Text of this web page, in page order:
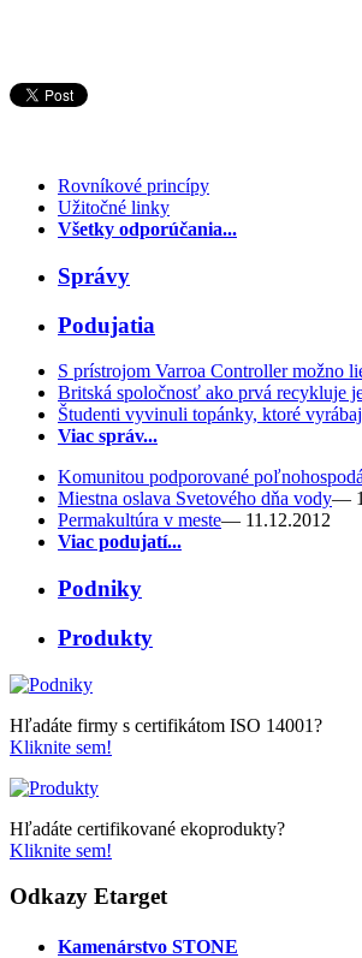
Rovníkové princípy
Užitočné linky
Všetky odporúčania...
Správy
Podujatia
S prístrojom Varroa Controller možno
Britská spoločnosť ako prvá recykluje
Študenti vyvinuli topánky, ktoré
Viac správ...
Komunitou podporované
Miestna oslava Svetového dňa vody—
Permakultúra v meste— 11.12.2012
Viac podujatí...
Podniky
Produkty
Hľadáte firmy s certifikátom ISO 14001?
Kliknite sem!
Hľadáte certifikované ekoprodukty?
Kliknite sem!
Odkazy Etarget
Kamenárstvo STONE